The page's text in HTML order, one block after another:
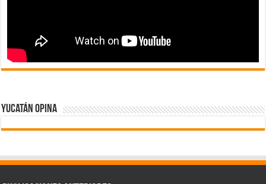
Yucatán Opina